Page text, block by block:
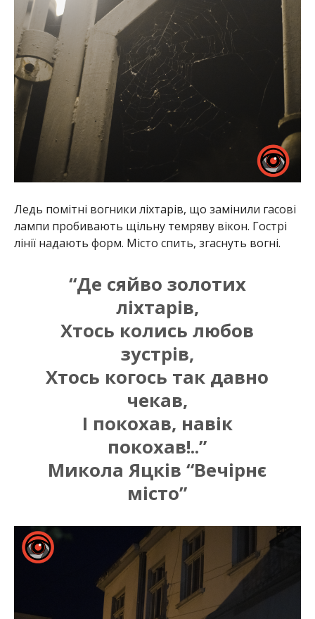
Ледь помітні вогники ліхтарів, що замінили гасові
лампи пробивають щільну темряву вікон. Гострі
лінії надають форм. Місто спить, згаснуть вогні.
“Де сяйво золотих
ліхтарів,
Хтось колись любов
зустрів,
Хтось когось так давно
чекав,
І покохав, навік
покохав!..”
Микола Яцків “Вечірнє
місто”